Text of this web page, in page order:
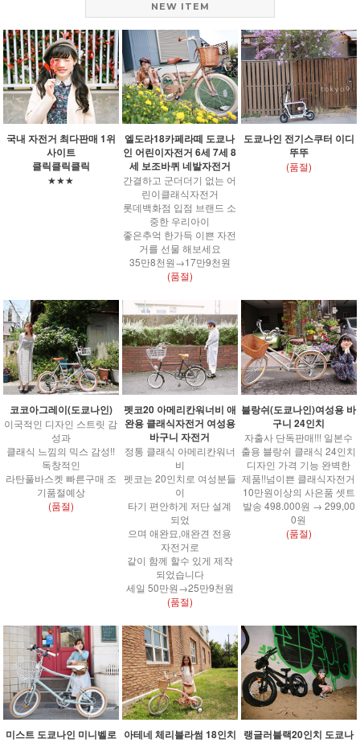
NEW ITEM
국내 자전거 최다판매 1위
사이트
클릭클릭클릭
★★★
엘도라18카페라떼 도쿄나
인 어린이자전거 6세 7세 8
세 보조바퀴 네발자전거
간결하고 군더더기 없는 어
린이클래식자전거
롯데백화점 입점 브랜드 소
중한 우리아이
좋은추억 한가득 이쁜 자전
거를 선물 해보세요
35만8천원→17만9천원
(품절)
도쿄나인 전기스쿠터 이디
뚜뚜
(품절)
코코아그레이(도쿄나인)
이국적인 디자인 스트릿 감
성과
클래식 느낌의 믹스 감성!!
독창적인
라탄풀바스켓 빠른구매 조
기품절예상
(품절)
펫코20 아메리칸워너비 애
완용 클래식자전거 여성용
바구니 자전거
정통 클래식 아메리칸워너
비
펫코는 20인치로 여성분들
이
타기 편안하게 저단 설계
되었
으며 애완묘,애완견 전용
자전거로
같이 함께 할수 있게 제작
되었습니다
세일 50만원→25만9천원
(품절)
블랑쉬(도쿄나인)여성용 바
구니 24인치
자출사 단독판매!!! 일본수
출용 블랑쉬 클래식 24인치
디자인 가격 기능 완벽한
제품!!넘이쁜 클래식자전거
10만원이상의 사은품 셋트
발송 498.000원 → 299,00
0원
(품절)
미스트 도쿄나인 미니벨로 아테네 체리블라썸 18인치
랭글러블랙20인치 도쿄나